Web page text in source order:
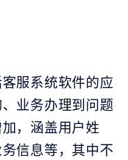
服系统软件的应
业务办理到问题
，涵盖用户姓
信息等，其中不